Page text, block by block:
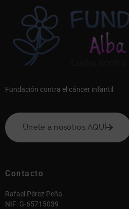
Fundación contra el cáncer infantil
Únete a nosotros AQUÍ
Contacto
Rafael Pérez Peña
NIF: G-65715039